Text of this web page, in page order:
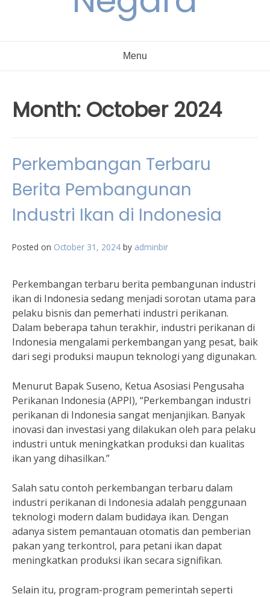
Menu
Month: October 2024
Perkembangan Terbaru
Berita Pembangunan
Industri Ikan di Indonesia
Posted on October 31, 2024 by adminbir
Perkembangan terbaru berita pembangunan industri
ikan di Indonesia sedang menjadi sorotan utama para
pelaku bisnis dan pemerhati industri perikanan.
Dalam beberapa tahun terakhir, industri perikanan di
Indonesia mengalami perkembangan yang pesat, baik
dari segi produksi maupun teknologi yang digunakan.
Menurut Bapak Suseno, Ketua Asosiasi Pengusaha
Perikanan Indonesia (APPI), “Perkembangan industri
perikanan di Indonesia sangat menjanjikan. Banyak
inovasi dan investasi yang dilakukan oleh para pelaku
industri untuk meningkatkan produksi dan kualitas
ikan yang dihasilkan.”
Salah satu contoh perkembangan terbaru dalam
industri perikanan di Indonesia adalah penggunaan
teknologi modern dalam budidaya ikan. Dengan
adanya sistem pemantauan otomatis dan pemberian
pakan yang terkontrol, para petani ikan dapat
meningkatkan produksi ikan secara signifikan.
Selain itu, program-program pemerintah seperti